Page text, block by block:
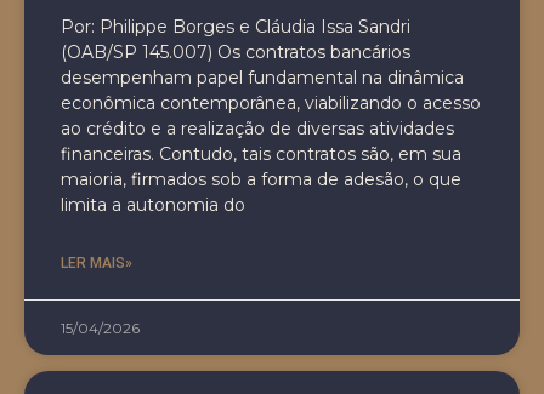
Por: Philippe Borges e Cláudia Issa Sandri
(OAB/SP 145.007) Os contratos bancários
desempenham papel fundamental na dinâmica
econômica contemporânea, viabilizando o acesso
ao crédito e a realização de diversas atividades
financeiras. Contudo, tais contratos são, em sua
maioria, firmados sob a forma de adesão, o que
limita a autonomia do
LER MAIS»
15/04/2026